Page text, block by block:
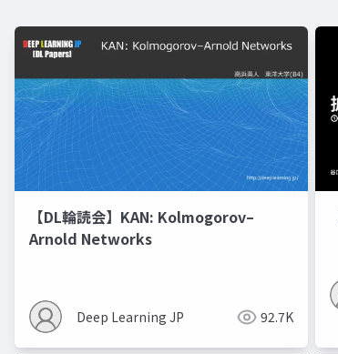
【DL輪読会】KAN: Kolmogorov–
Arnold Networks
Deep Learning JP 92.7K